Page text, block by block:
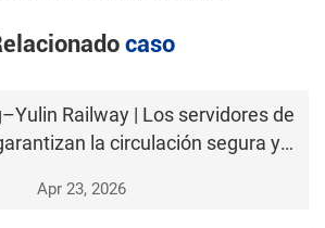
caso
Railway | Los servidores de
la circulación segura y
Apr 23, 2026